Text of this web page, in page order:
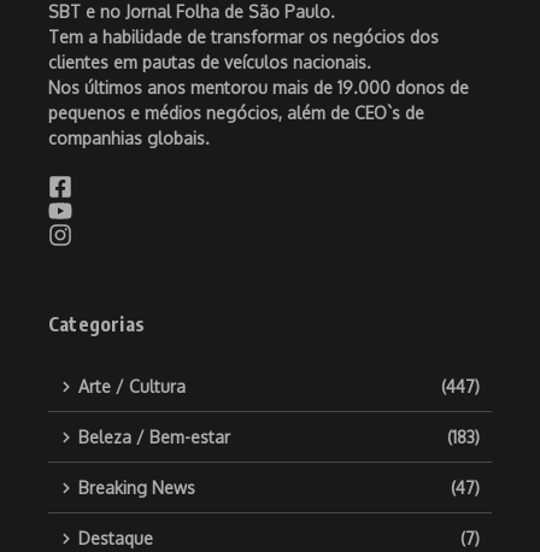
SBT e no Jornal Folha de São Paulo.
Tem a habilidade de transformar os negócios dos
clientes em pautas de veículos nacionais.
Nos últimos anos mentorou mais de 19.000 donos de
pequenos e médios negócios, além de CEO`s de
companhias globais.
Categorias
Arte / Cultura (447)
Beleza / Bem-estar (183)
Breaking News (47)
Destaque (7)